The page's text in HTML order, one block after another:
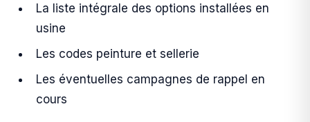
La liste intégrale des options installées en
usine
Les codes peinture et sellerie
Les éventuelles campagnes de rappel en
cours